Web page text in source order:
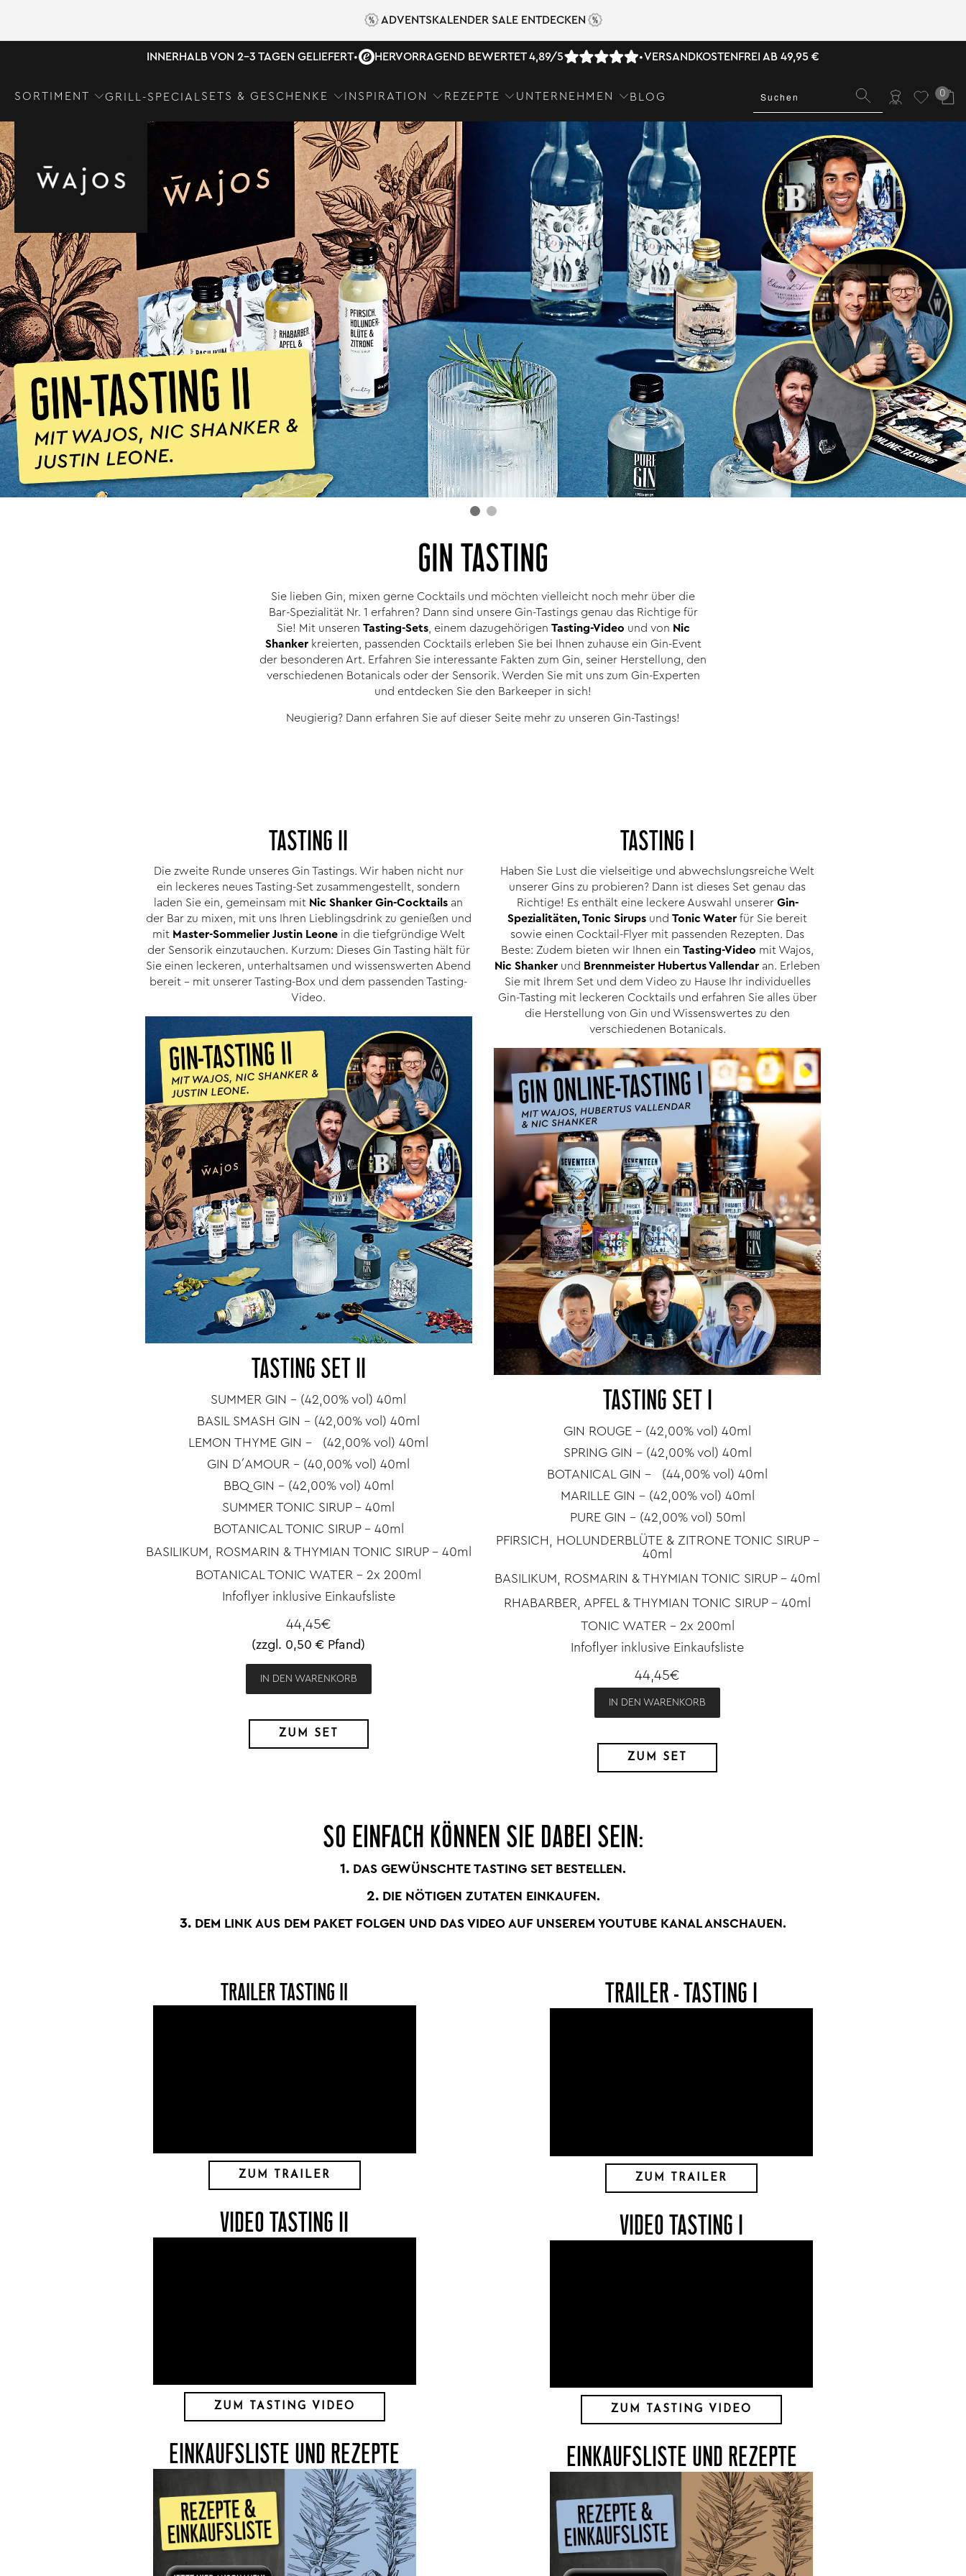
ADVENTSKALENDER SALE ENTDECKEN
INNERHALB VON 2-3 TAGEN GELIEFERT• HERVORRAGEND BEWERTET 4,89/5 •VERSANDKOSTENFREI AB 49,95 €
SORTIMENT GRILL-SPECIAL SETS & GESCHENKE INSPIRATION REZEPTE UNTERNEHMEN BLOG 0
GIN TASTING
Sie lieben Gin, mixen gerne Cocktails und möchten vielleicht noch mehr über die
Bar-Spezialität Nr. 1 erfahren? Dann sind unsere Gin-Tastings genau das Richtige für
Sie! Mit unseren Tasting-Sets, einem dazugehörigen Tasting-Video und von Nic
Shankerkreierten, passenden Cocktails erleben Sie bei Ihnen zuhause ein Gin-Event
der besonderen Art. Erfahren Sie interessante Fakten zum Gin, seiner Herstellung, den
verschiedenen Botanicals oder der Sensorik. Werden Sie mit uns zum Gin-Experten
und entdecken Sie den Barkeeper in sich!
Neugierig? Dann erfahren Sie auf dieser Seite mehr zu unseren Gin-Tastings!
TASTING II
Die zweite Runde unseres Gin Tastings. Wir haben nicht nur
ein leckeres neues Tasting-Set zusammengestellt, sondern
laden Sie ein, gemeinsam mit Nic Shanker Gin-Cocktails an
der Bar zu mixen, mit uns Ihren Lieblingsdrink zu genießen und
mit Master-Sommelier Justin Leonein die tiefgründige Welt
der Sensorik einzutauchen. Kurzum: Dieses Gin Tasting hält für
Sie einen leckeren, unterhaltsamen und wissenswerten Abend
bereit - mit unserer Tasting-Box und dem passenden Tasting-
Video.
TASTING SET II
SUMMER GIN - (42,00% vol) 40ml
BASIL SMASH GIN - (42,00% vol) 40ml
LEMON THYME GIN - (42,00% vol) 40ml
GIN D´AMOUR – (40,00% vol) 40ml
BBQ GIN - (42,00% vol) 40ml
SUMMER TONIC SIRUP – 40ml
BOTANICAL TONIC SIRUP - 40ml
BASILIKUM, ROSMARIN & THYMIAN TONIC SIRUP – 40ml
BOTANICAL TONIC WATER - 2x 200ml
Infoflyer inklusive Einkaufsliste
44,45€
(zzgl. 0,50 € Pfand)
IN DEN WARENKORB
ZUM SET
TASTING I
Haben Sie Lust die vielseitige und abwechslungsreiche Welt
unserer Gins zu probieren? Dann ist dieses Set genau das
Richtige! Es enthält eine leckere Auswahl unserer Gin-
Spezialitäten, Tonic Sirups undTonic Water für Sie bereit
sowie einen Cocktail-Flyer mit passenden Rezepten. Das
Beste: Zudem bieten wir Ihnen einTasting-Video mit Wajos,
Nic Shanker und Brennmeister Hubertus Vallendar an. Erleben
Sie mit Ihrem Set und dem Video zu Hause Ihr individuelles
Gin-Tasting mit leckeren Cocktails und erfahren Sie alles über
die Herstellung von Gin und Wissenswertes zu den
verschiedenen Botanicals.
TASTING SET I
GIN ROUGE - (42,00% vol) 40ml
SPRING GIN - (42,00% vol) 40ml
BOTANICAL GIN - (44,00% vol) 40ml
MARILLE GIN – (42,00% vol) 40ml
PURE GIN - (42,00% vol) 50ml
PFIRSICH, HOLUNDERBLÜTE & ZITRONE TONIC SIRUP –
40ml
BASILIKUM, ROSMARIN & THYMIAN TONIC SIRUP – 40ml
RHABARBER, APFEL & THYMIAN TONIC SIRUP - 40ml
TONIC WATER - 2x 200ml
Infoflyer inklusive Einkaufsliste
44,45€
IN DEN WARENKORB
ZUM SET
SO EINFACH KÖNNEN SIE DABEI SEIN:
1. DAS GEWÜNSCHTE TASTING SET BESTELLEN.
2.DIE NÖTIGEN ZUTATEN EINKAUFEN.
3. DEM LINK AUS DEM PAKET FOLGEN UND DAS VIDEO AUF UNSEREM YOUTUBE KANAL ANSCHAUEN.
TRAILER TASTING II
ZUM TRAILER
VIDEO TASTING II
ZUM TASTING VIDEO
EINKAUFSLISTE UND REZEPTE
TRAILER - TASTING I
ZUM TRAILER
VIDEO TASTING I
ZUM TASTING VIDEO
EINKAUFSLISTE UND REZEPTE